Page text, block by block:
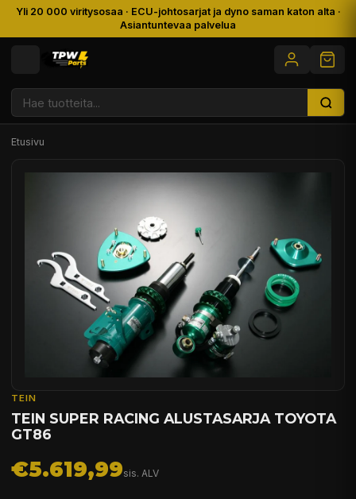
Yli 20 000 viritysosaa · ECU-johtosarjat ja dyno saman katon alta ·
Asiantuntevaa palvelua
Etusivu
TEIN
TEIN SUPER RACING ALUSTASARJA TOYOTA
GT86
€5.619,99sis. ALV